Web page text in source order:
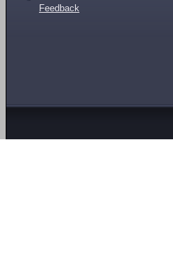
Feedback